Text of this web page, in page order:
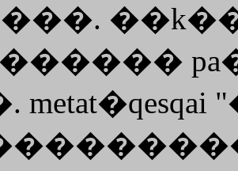
��
metat�qesqai